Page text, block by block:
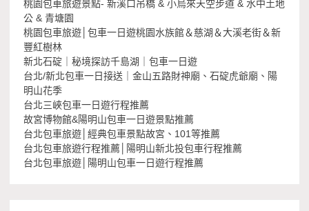
桃園包車旅遊景點- 新溪口吊橋 & 小烏來天空步道 & 水中土地
公 & 青塘園
桃園包車旅遊│包車一日遊桃園水族館＆慈湖＆大溪老街＆新
豐紅樹林
新北石碇｜秘境探訪千島湖｜包車一日遊
台北/新北包車一日接送｜金山五路財神廟、石碇虎爺廟、陽
明山花季
台北三峽包車一日遊行程推薦
故宮博物館&陽明山包車一日遊景點推薦
台北包車旅遊│經典包車景點故宮、101等推薦
台北包車旅遊行程推薦│陽明山新北投包車行程推薦
台北包車旅遊│陽明山包車一日遊行程推薦